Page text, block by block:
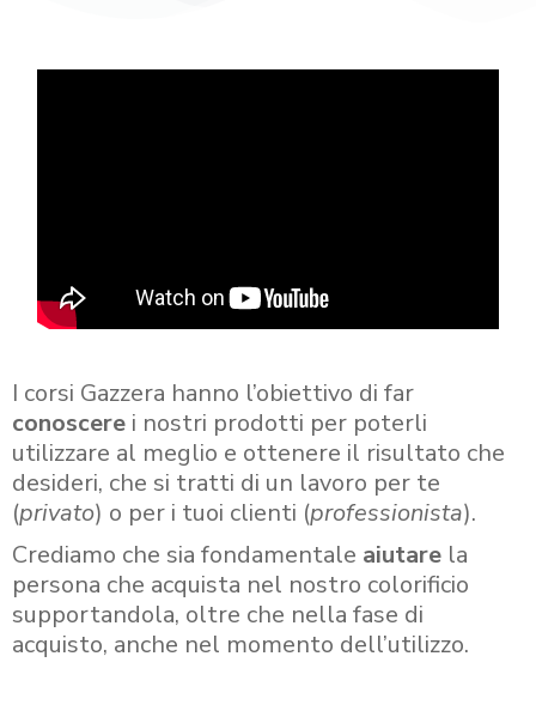
I corsi Gazzera hanno l’obiettivo di far
conoscere i nostri prodotti per poterli
utilizzare al meglio e ottenere il risultato che
desideri, che si tratti di un lavoro per te
(privato) o per i tuoi clienti (professionista).
Crediamo che sia fondamentale aiutare la
persona che acquista nel nostro colorificio
supportandola, oltre che nella fase di
acquisto, anche nel momento dell’utilizzo.